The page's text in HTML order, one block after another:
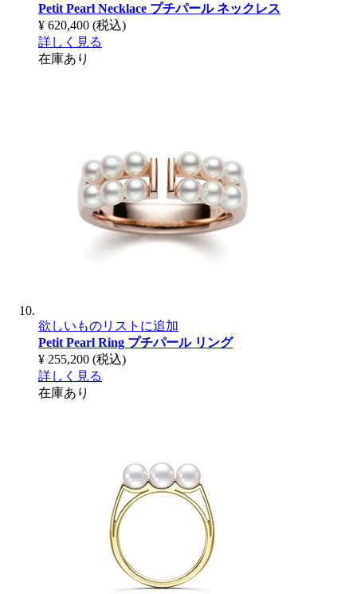
Petit Pearl Necklace プチパール ネックレス
¥ 620,400 (税込)
詳しく見る
在庫あり
欲しいものリストに追加
Petit Pearl Ring プチパール リング
¥ 255,200 (税込)
詳しく見る
在庫あり